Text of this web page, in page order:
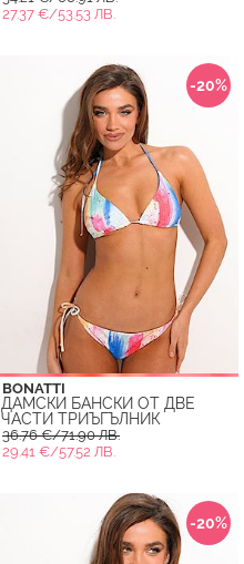
27.37 €/53.53 ЛВ.
-20%
BONATTI
ДАМСКИ БАНСКИ ОТ ДВЕ
ЧАСТИ ТРИЪГЪЛНИК
36.76 €/71.90 ЛВ.
29.41 €/57.52 ЛВ.
-20%